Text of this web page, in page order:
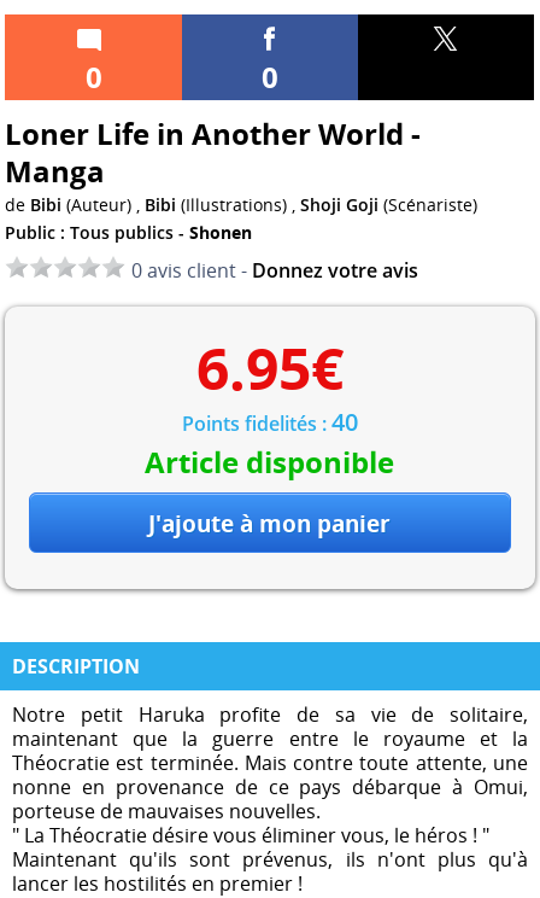
0
0
Loner Life in Another World -
Manga
de Bibi (Auteur) , Bibi (Illustrations) ,Shoji Goji (Scénariste)
Public : Tous publics -Shonen
0 avis client - Donnez votre avis
6.95€
Points fidelités :40
Article disponible
DESCRIPTION
Notre petit Haruka profite de sa vie de solitaire,
maintenant que la guerre entre le royaume et la
Théocratie est terminée. Mais contre toute attente, une
nonne en provenance de ce pays débarque à Omui,
porteuse de mauvaises nouvelles.
" La Théocratie désire vous éliminer vous, le héros ! "
Maintenant qu'ils sont prévenus, ils n'ont plus qu'à
lancer les hostilités en premier !